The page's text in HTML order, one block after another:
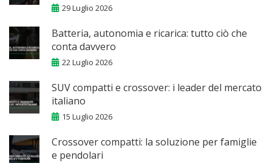
29 Luglio 2026
Batteria, autonomia e ricarica: tutto ciò che
conta davvero
22 Luglio 2026
SUV compatti e crossover: i leader del mercato
italiano
15 Luglio 2026
Crossover compatti: la soluzione per famiglie
e pendolari